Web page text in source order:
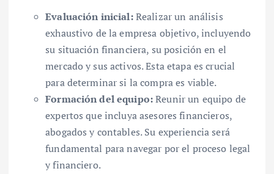
Evaluación inicial:Realizar un análisis
exhaustivo de la empresa objetivo, incluyendo
su situación financiera, su posición en el
mercado y sus activos. Esta etapa es crucial
para determinar si la compra es viable.
Formación del equipo:Reunir un equipo de
expertos que incluya asesores financieros,
abogados y contables. Su experiencia será
fundamental para navegar por el proceso legal
y financiero.